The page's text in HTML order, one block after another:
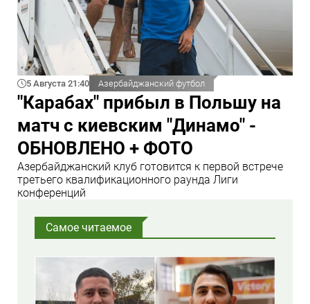
5 Августа 21:40 Азербайджанский футбол
"Карабах" прибыл в Польшу на
матч с киевским "Динамо" -
ОБНОВЛЕНО + ФОТО
Азербайджанский клуб готовится к первой встрече
третьего квалификационного раунда Лиги
конференций
Самое читаемое